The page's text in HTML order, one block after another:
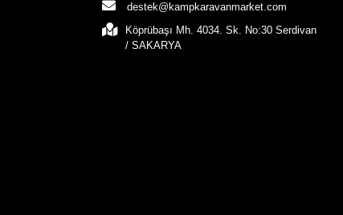
destek@kampkaravanmarket.com
Köprübaşı Mh. 4034. Sk. No:30 Serdivan
/ SAKARYA